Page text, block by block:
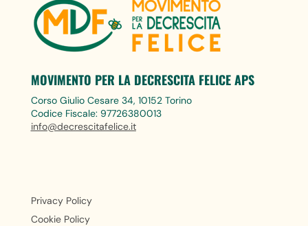
MOVIMENTO PER LA DECRESCITA FELICE APS
Corso Giulio Cesare 34, 10152 Torino
Codice Fiscale: 97726380013
info@decrescitafelice.it
Privacy Policy
Cookie Policy